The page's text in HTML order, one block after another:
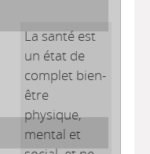
La santé est
un état de
complet bien-
être
physique,
mental et